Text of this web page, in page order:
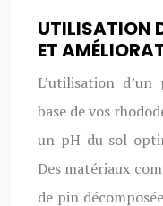
UTILISATION
ET
L’utilisation
base de vos
un pH du sol
Des matériaux
de pin